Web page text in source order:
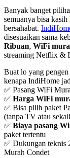
Banyak banget
semuanya bisa
bersahabat.
disesuaikan sama
Ribuan, WiFi
streaming Netflix &
Buat lo yang pengen
kenapa IndiHome
✅ Pasang WiFi
✅ Harga WiFi
✅ Bisa pilih paket
(tanpa TV atau
✅ Biaya pasang
paket tertentu
✅ Dukungan teknis
Murah Condet